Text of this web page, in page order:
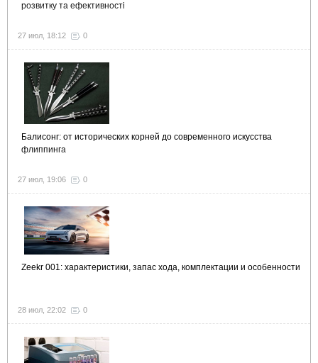
розвитку та ефективності
27 июл, 18:12 0
Балисонг: от исторических корней до современного искусства
флиппинга
27 июл, 19:06 0
Zeekr 001: характеристики, запас хода, комплектации и особенности
28 июл, 22:02 0